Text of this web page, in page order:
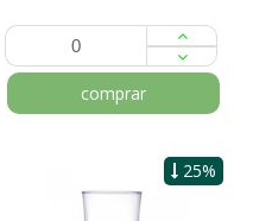
comprar
25%